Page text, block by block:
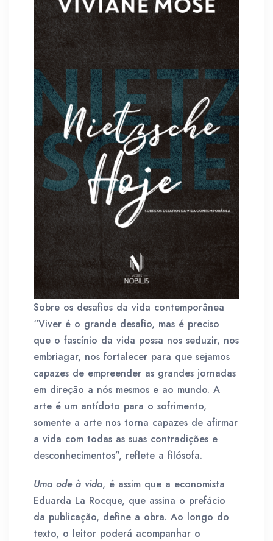
Sobre os desafios da vida contemporânea
“Viver é o grande desafio, mas é preciso
que o fascínio da vida possa nos seduzir, nos
embriagar, nos fortalecer para que sejamos
capazes de empreender as grandes jornadas
em direção a nós mesmos e ao mundo. A
arte é um antídoto para o sofrimento,
somente a arte nos torna capazes de afirmar
a vida com todas as suas contradições e
desconhecimentos”, reflete a filósofa.
Uma ode à vida, é assim que a economista
Eduarda La Rocque, que assina o prefácio
da publicação, define a obra. Ao longo do
texto, o leitor poderá acompanhar o